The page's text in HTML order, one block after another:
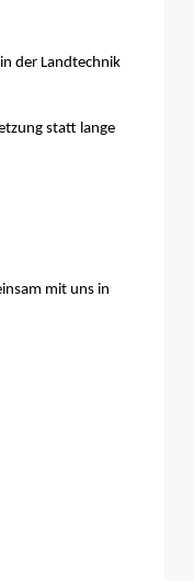
der Landtechnik
statt lange
mit uns in